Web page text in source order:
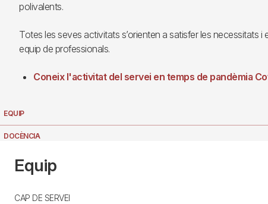
polivalents.
Totes les seves activitats s’orienten a satisfer les necessitats
equip de professionals.
Coneix l'activitat del servei en temps de pandèmia
EQUIP
DOCÈNCIA
NOTÍCIES
Equip
CAP DE SERVEI